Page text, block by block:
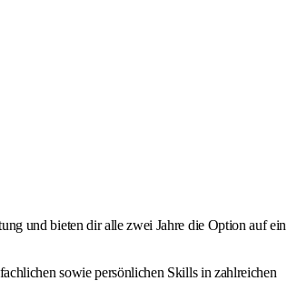
und bieten dir alle zwei Jahre die Option auf ein
sowie persönlichen Skills in zahlreichen